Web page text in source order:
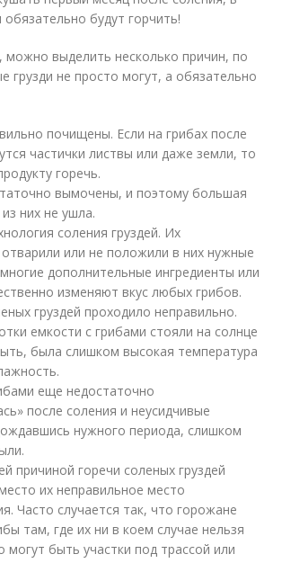
будут горчить!
можно выделить несколько причин, по
грузди не просто могут, а обязательно
почищены. Если на грибах после
частички листвы или даже земли, то
горечь.
вымочены, и поэтому большая
них не ушла.
соления груздей. Их
или не положили в них нужные
дополнительные ингредиенты или
изменяют вкус любых грибов.
груздей проходило неправильно.
емкости с грибами стояли на солнце
была слишком высокая температура
еще недостаточно
после соления и неусидчивые
нужного периода, слишком
причиной горечи соленых груздей
их неправильное место
Часто случается так, что горожане
там, где их ни в коем случае нельзя
могут быть участки под трассой или